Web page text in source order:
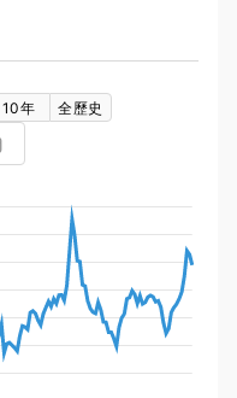
10年 全歷史